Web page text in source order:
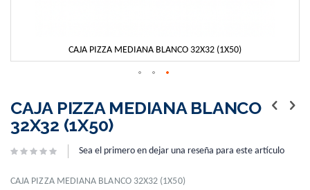
CAJA PIZZA MEDIANA BLANCO 32X32 (1X50)
to
the
beginning
the
gallery
CAJA PIZZA MEDIANA BLANCO
32X32 (1X50)
Sea el primero en dejar una reseña para este artículo
CAJA PIZZA MEDIANA BLANCO 32X32 (1X50)